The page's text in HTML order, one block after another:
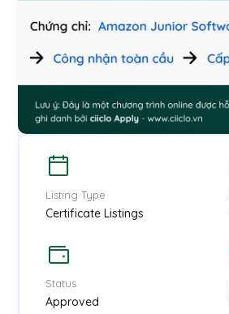
Listing Type
Certificate Listings
Status
Approved